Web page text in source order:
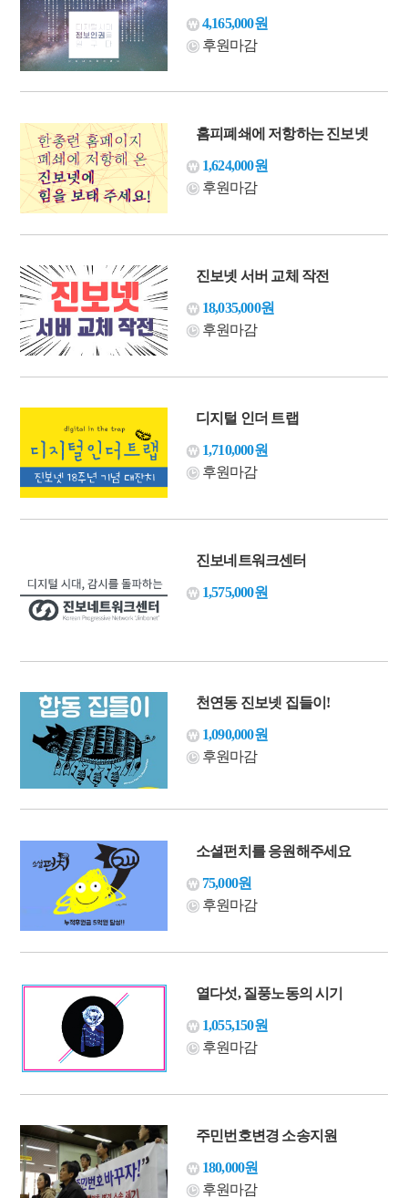
4,165,000원
후원마감
홈피폐쇄에 저항하는 진보넷
1,624,000원
후원마감
진보넷 서버 교체 작전
18,035,000원
후원마감
디지털 인더 트랩
1,710,000원
후원마감
진보네트워크센터
1,575,000원
천연동 진보넷 집들이!
1,090,000원
후원마감
소셜펀치를 응원해주세요
75,000원
후원마감
열다섯, 질풍노동의 시기
1,055,150원
후원마감
주민번호변경 소송지원
180,000원
후원마감